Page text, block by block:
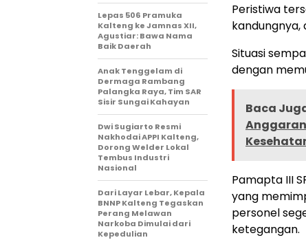
Peristiwa
Situasi
dengan
Baca
Pamapta III
yang
personel
ketegangan.
Lepas 506 Pramuka
Kalteng ke Jamnas XII,
Agustiar: Bawa Nama
Baik Daerah
Anak Tenggelam di
Dermaga Rambang
Palangka Raya, Tim SAR
Sisir Sungai Kahayan
Dwi Sugiarto Resmi
Nakhodai APPI Kalteng,
Dorong Welder Lokal
Tembus Industri
Nasional
Dari Layar Lebar, Kepala
BNNP Kalteng Tegaskan
Perang Melawan
Narkoba Dimulai dari
Kepedulian